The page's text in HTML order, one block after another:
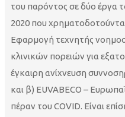
του παρόντος σε δύο έργα
2020 που
Εφαρμογή τεχνητής
κλινικών πορειών για
έγκαιρη ανίχνευση
και β) EUVABECO –
πέραν του COVID. Είναι